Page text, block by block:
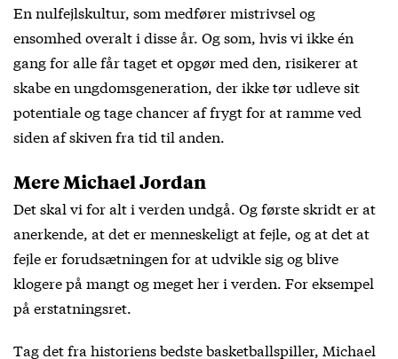
En nulfejlskultur, som medfører mistrivsel og
ensomhed overalt i disse år. Og som, hvis vi ikke én
gang for alle får taget et opgør med den, risikerer at
skabe en ungdomsgeneration, der ikke tør udleve sit
potentiale og tage chancer af frygt for at ramme ved
siden af skiven fra tid til anden.
Mere Michael Jordan
Det skal vi for alt i verden undgå. Og første skridt er at
anerkende, at det er menneskeligt at fejle, og at det at
fejle er forudsætningen for at udvikle sig og blive
klogere på mangt og meget her i verden. For eksempel
på erstatningsret.
Tag det fra historiens bedste basketballspiller, Michael